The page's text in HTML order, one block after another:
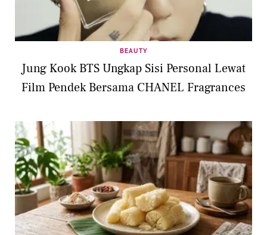
BEAUTY
Jung Kook BTS Ungkap Sisi Personal Lewat
Film Pendek Bersama CHANEL Fragrances